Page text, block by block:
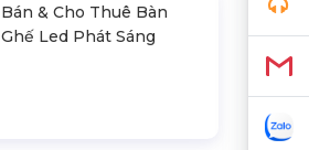
Bán & Cho Thuê Bàn
Ghế Led Phát Sáng